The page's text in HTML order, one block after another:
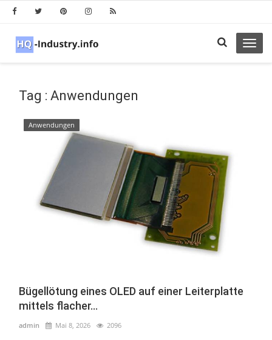
Tag : Anwendungen
Anwendungen
Bügellötung eines OLED auf einer Leiterplatte
mittels flacher...
admin Mai 8, 2026 2096